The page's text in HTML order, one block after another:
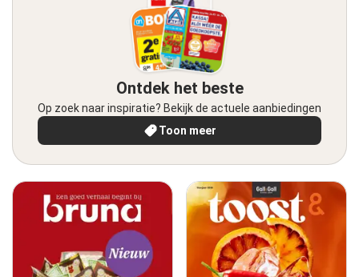
Ontdek het beste
Op zoek naar inspiratie? Bekijk de actuele aanbiedingen
Toon meer